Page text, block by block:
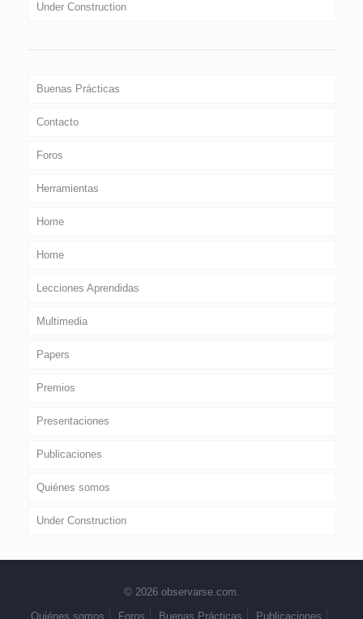
Under Construction
Buenas Prácticas
Contacto
Foros
Herramientas
Home
Home
Lecciones Aprendidas
Multimedia
Papers
Premios
Presentaciones
Publicaciones
Quiénes somos
Under Construction
© 2026 observarse.com.
Quiénes somos
Foros Buenas Prácticas Publicaciones